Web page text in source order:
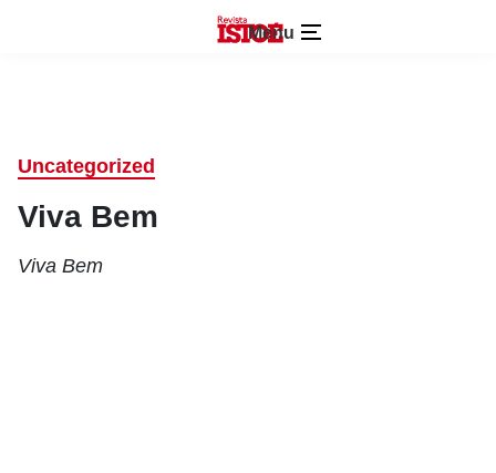
Menu
Uncategorized
Viva Bem
Viva Bem